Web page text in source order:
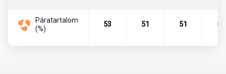
Mikor érdemes utazni?
Az időjárás tekintetében októbertől áprilisig tart a legideálisabb
Páratartalom
(%)
53 51 51 52